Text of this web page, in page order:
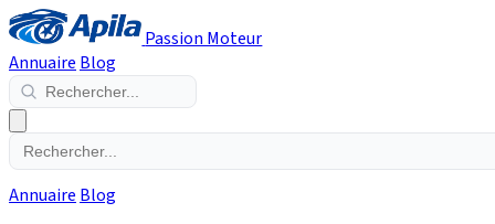
Passion Moteur
Annuaire Blog
Annuaire Blog